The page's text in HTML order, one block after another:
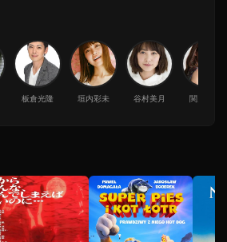
板倉光隆 垣内彩未 谷村美月 関戸優希